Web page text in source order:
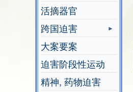
活摘器官
跨国迫害
大案要案
迫害阶段性运动
精神, 药物迫害